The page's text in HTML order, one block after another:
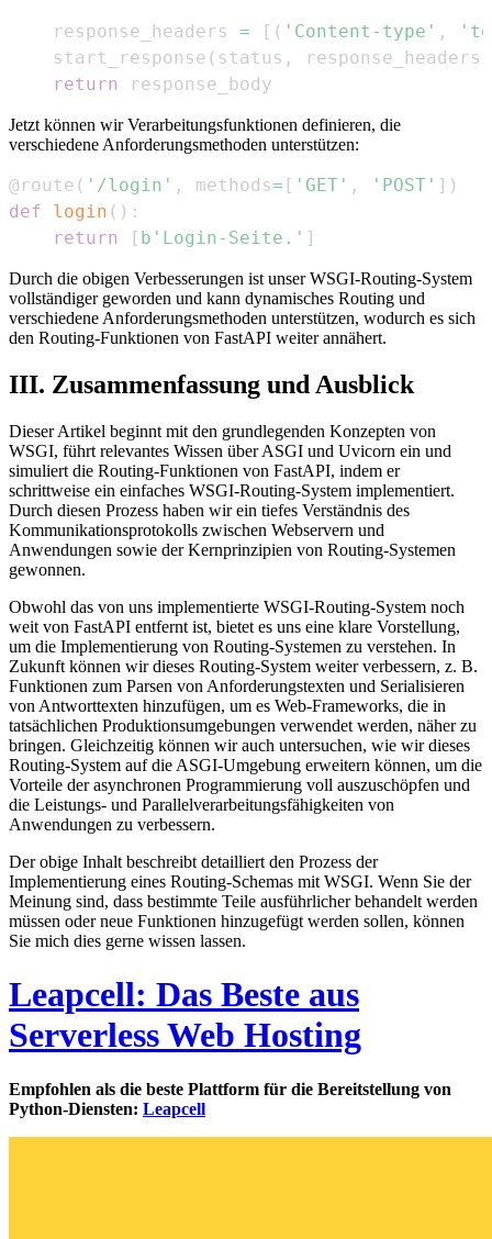
    response_headers
= [ ( 'Content-type' ,
    start_response
( status , response_headers
return
response_body
Jetzt können wir Verarbeitungsfunktionen definieren, die
verschiedene Anforderungsmethoden unterstützen:
@route ( '/login' , methods= [ 'GET' , 'POST' ] )
def
login ( ) :
return
[ b'Login-Seite.' ]
Durch die obigen Verbesserungen ist unser WSGI-Routing-System
vollständiger geworden und kann dynamisches Routing und
verschiedene Anforderungsmethoden unterstützen, wodurch es sich
den Routing-Funktionen von FastAPI weiter annähert.
III. Zusammenfassung und Ausblick
Dieser Artikel beginnt mit den grundlegenden Konzepten von
WSGI, führt relevantes Wissen über ASGI und Uvicorn ein und
simuliert die Routing-Funktionen von FastAPI, indem er
schrittweise ein einfaches WSGI-Routing-System implementiert.
Durch diesen Prozess haben wir ein tiefes Verständnis des
Kommunikationsprotokolls zwischen Webservern und
Anwendungen sowie der Kernprinzipien von Routing-Systemen
gewonnen.
Obwohl das von uns implementierte WSGI-Routing-System noch
weit von FastAPI entfernt ist, bietet es uns eine klare Vorstellung,
um die Implementierung von Routing-Systemen zu verstehen. In
Zukunft können wir dieses Routing-System weiter verbessern, z. B.
Funktionen zum Parsen von Anforderungstexten und Serialisieren
von Antworttexten hinzufügen, um es Web-Frameworks, die in
tatsächlichen Produktionsumgebungen verwendet werden, näher zu
bringen. Gleichzeitig können wir auch untersuchen, wie wir dieses
Routing-System auf die ASGI-Umgebung erweitern können, um die
Vorteile der asynchronen Programmierung voll auszuschöpfen und
die Leistungs- und Parallelverarbeitungsfähigkeiten von
Anwendungen zu verbessern.
Der obige Inhalt beschreibt detailliert den Prozess der
Implementierung eines Routing-Schemas mit WSGI. Wenn Sie der
Meinung sind, dass bestimmte Teile ausführlicher behandelt werden
müssen oder neue Funktionen hinzugefügt werden sollen, können
Sie mich dies gerne wissen lassen.
Leapcell: Das Beste aus
Serverless Web Hosting
Empfohlen als die beste Plattform für die Bereitstellung von
Python-Diensten: Leapcell